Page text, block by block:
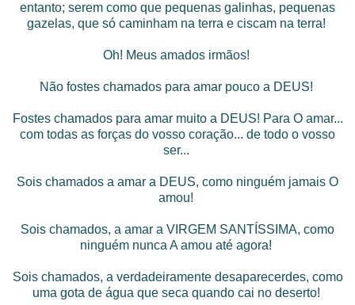
entanto; serem como que pequenas galinhas, pequenas
gazelas, que só caminham na terra e ciscam na terra!
Oh! Meus amados irmãos!
Não fostes chamados para amar pouco a DEUS!
Fostes chamados para amar muito a DEUS! Para O amar...
com todas as forças do vosso coração... de todo o vosso
ser...
Sois chamados a amar a DEUS, como ninguém jamais O
amou!
Sois chamados, a amar a VIRGEM SANTÍSSIMA, como
ninguém nunca A amou até agora!
Sois chamados, a verdadeiramente desaparecerdes, como
uma gota de água que seca quando cai no deserto!